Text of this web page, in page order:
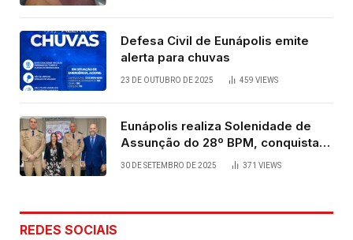
Defesa Civil de Eunápolis emite
alerta para chuvas
23 DE OUTUBRO DE 2025 459 VIEWS
Eunápolis realiza Solenidade de
Assunção do 28º BPM, conquista
viabilizada por articulação política
30 DE SETEMBRO DE 2025 371 VIEWS
REDES SOCIAIS